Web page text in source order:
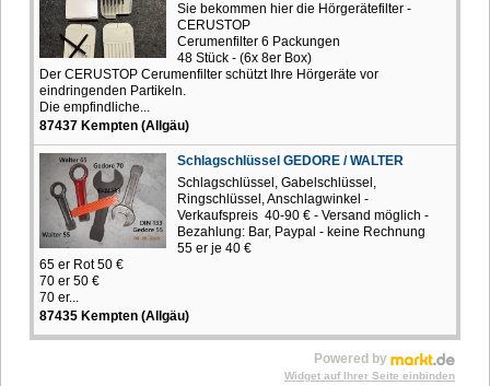
Sie bekommen hier die Hörgerätefilter -
CERUSTOP
Cerumenfilter 6 Packungen
48 Stück - (6x 8er Box)
Der CERUSTOP Cerumenfilter schützt Ihre Hörgeräte vor
eindringenden Partikeln.
Die empfindliche...
87437 Kempten (Allgäu)
Schlagschlüssel GEDORE / WALTER
Schlagschlüssel, Gabelschlüssel,
Ringschlüssel, Anschlagwinkel -
Verkaufspreis 40-90 € - Versand möglich -
Bezahlung: Bar, Paypal - keine Rechnung
55 er je 40 €
65 er Rot 50 €
70 er 50 €
70 er...
87435 Kempten (Allgäu)
Powered by
Widget auf Ihrer Seite einbinden